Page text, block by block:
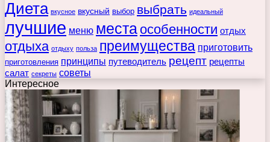
Диета вкусное вкусный выбор выбрать идеальный
лучшие меню места особенности отдых
отдыха отдыху польза преимущества приготовить
приготовления принципы путеводитель рецепт рецепты
салат секреты советы
Интересное